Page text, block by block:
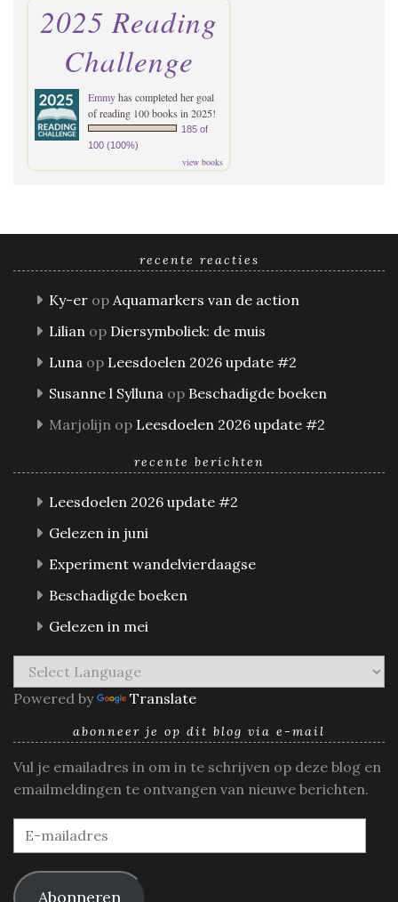
2025 Reading
Challenge
Emmyhas completed her goal
of reading 100 books in 2025!
185 of
100 (100%)
view books
recente reacties
Ky-er op Aquamarkers van de action
Lilian op Diersymboliek: de muis
Luna op Leesdoelen 2026 update #2
Susanne l Sylluna op Beschadigde boeken
Marjolijn op Leesdoelen 2026 update #2
recente berichten
Leesdoelen 2026 update #2
Gelezen in juni
Experiment wandelvierdaagse
Beschadigde boeken
Gelezen in mei
Powered by Translate
abonneer je op dit blog via e-mail
Vul je emailadres in om in te schrijven op deze blog en
emailmeldingen te ontvangen van nieuwe berichten.
E-
mailadres
Abonneren